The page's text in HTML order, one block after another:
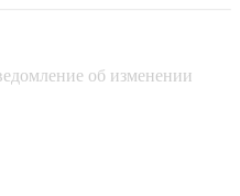
об изменении